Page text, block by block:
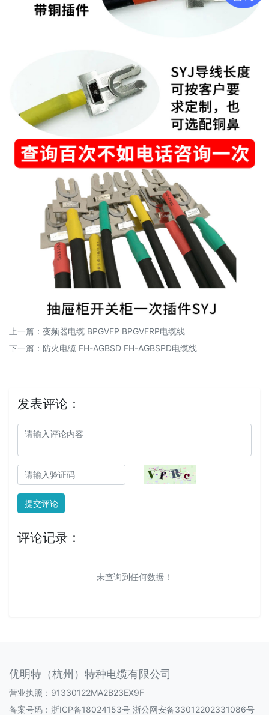
上一篇： 变频器电缆 BPGVFP BPGVFRP电缆线
下一篇： 防火电缆 FH-AGBSD FH-AGBSPD电缆线
发表评论：
提交评论
评论记录：
未查询到任何数据！
优明特（杭州）特种电缆有限公司
营业执照：91330122MA2B23EX9F
备案号码： 浙ICP备18024153号 浙公网安备33012202331086号